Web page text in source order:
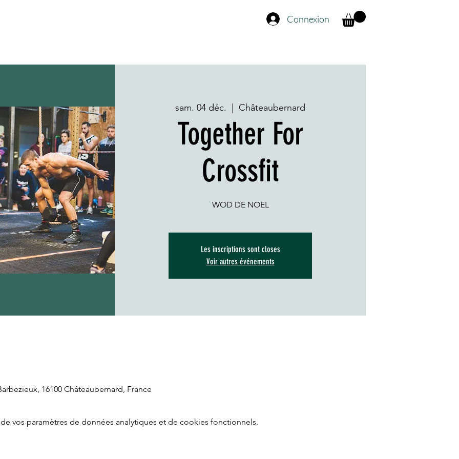
Connexion
sam. 04 déc. Châteaubernard
Together For
Crossfit
WOD DE NOEL
Les inscriptions sont closes
Voir autres événements
16100 Châteaubernard, France
vos paramètres de données analytiques et de cookies fonctionnels.